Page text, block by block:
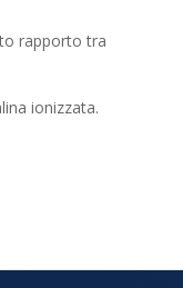
rapporto tra
ionizzata.